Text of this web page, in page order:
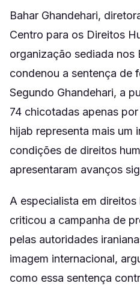
Bahar Ghandehari,
Centro para os Direitos
organização sediada nos
condenou a sentença de
Segundo Ghandehari, a
74 chicotadas apenas
hijab representa mais um
condições de direitos
apresentaram avanços
A especialista em direitos
criticou a campanha de
pelas autoridades
imagem internacional,
como essa sentença